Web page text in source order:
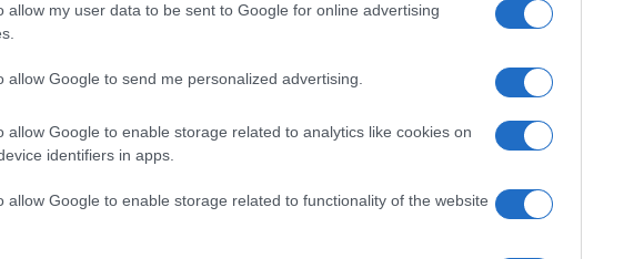
allow my user data to be sent to Google for online advertising
allow Google to send me personalized advertising.
allow Google to enable storage related to analytics like cookies on
identifiers in apps.
allow Google to enable storage related to functionality of the website